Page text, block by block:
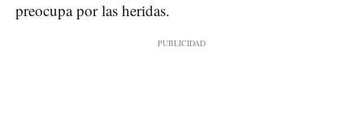
preocupa por las heridas.